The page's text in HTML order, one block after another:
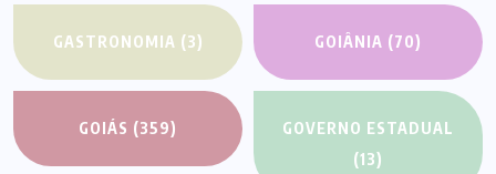
GASTRONOMIA (3) GOIÂNIA (70)
GOIÁS (359)
GOVERNO ESTADUAL
(13)